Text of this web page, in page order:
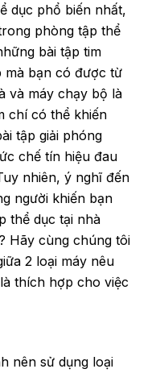
dục phổ biến nhất,
phòng tập thể
bài tập tim
mà bạn có được từ
và máy chạy bộ là
chí có thể khiến
tập giải phóng
chế tín hiệu đau
nhiên, ý nghĩ đến
người khiến bạn
thể dục tại nhà
Hãy cùng chúng tôi
2 loại máy nêu
thích hợp cho việc
nên sử dụng loại